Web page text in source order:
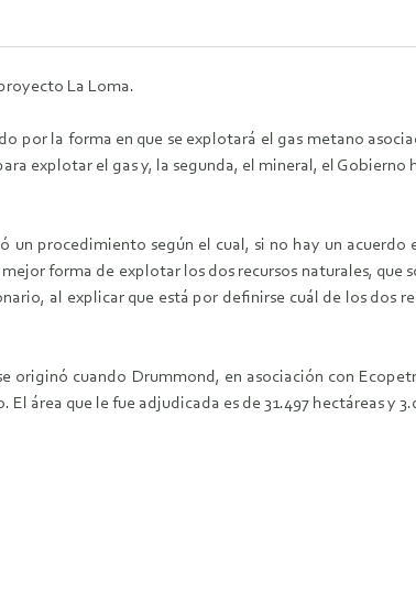
La Loma.
por la forma en que se explotará el gas metano
explotar el gas y, la segunda, el mineral, el Gobierno
procedimiento según el cual, si no hay un acuerdo
forma de explotar los dos recursos naturales, que
al explicar que está por definirse cuál de los dos
originó cuando Drummond, en asociación con
área que le fue adjudicada es de 31.497 hectáreas y